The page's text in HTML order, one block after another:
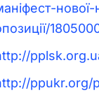
нової-
ppukr.org/